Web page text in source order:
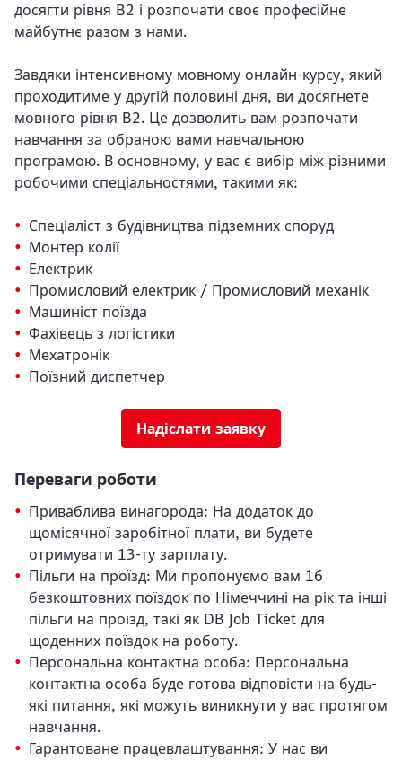
досягти рівня B2 і розпочати своє професійне
майбутнє разом з нами.
Завдяки інтенсивному мовному онлайн-курсу, який
проходитиме у другій половині дня, ви досягнете
мовного рівня B2. Це дозволить вам розпочати
навчання за обраною вами навчальною
програмою. В основному, у вас є вибір між різними
робочими спеціальностями, такими як:
Спеціаліст з будівництва підземних споруд
Монтер колії
Електрик
Промисловий електрик / Промисловий механік
Машиніст поїзда
Фахівець з логістики
Мехатронік
Поїзний диспетчер
Надіслати заявку
Переваги роботи
Приваблива винагорода: На додаток до
щомісячної заробітної плати, ви будете
отримувати 13-ту зарплату.
Пільги на проїзд: Ми пропонуємо вам 16
безкоштовних поїздок по Німеччині на рік та інші
пільги на проїзд, такі як DB Job Ticket для
щоденних поїздок на роботу.
Персональна контактна особа: Персональна
контактна особа буде готова відповісти на будь-
які питання, які можуть виникнути у вас протягом
навчання.
Гарантоване працевлаштування: У нас ви
Schließen
Möchten Sie zuweitergeleitet
werden?
Abbrechen Weiter